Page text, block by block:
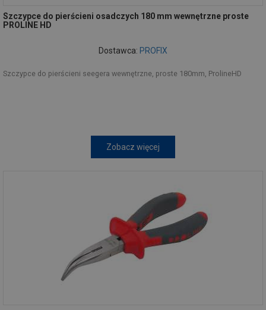
Szczypce do pierścieni osadczych 180 mm wewnętrzne proste
PROLINE HD
Dostawca: PROFIX
Szczypce do pierścieni seegera wewnętrzne, proste 180mm, ProlineHD
Zobacz więcej